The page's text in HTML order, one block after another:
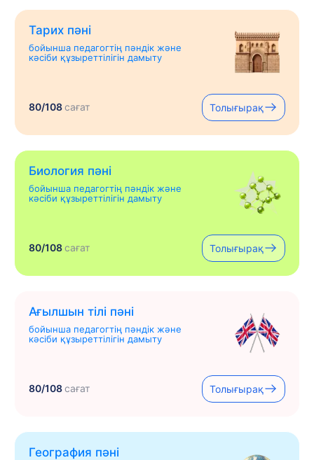
Тарих пәні
бойынша педагогтің пәндік және
кәсіби құзыреттілігін дамыту
80/108сағат Толығырақ
Биология пәні
бойынша педагогтің пәндік және
кәсіби құзыреттілігін дамыту
80/108сағат Толығырақ
Ағылшын тілі пәні
бойынша педагогтің пәндік және
кәсіби құзыреттілігін дамыту
80/108сағат Толығырақ
География пәні